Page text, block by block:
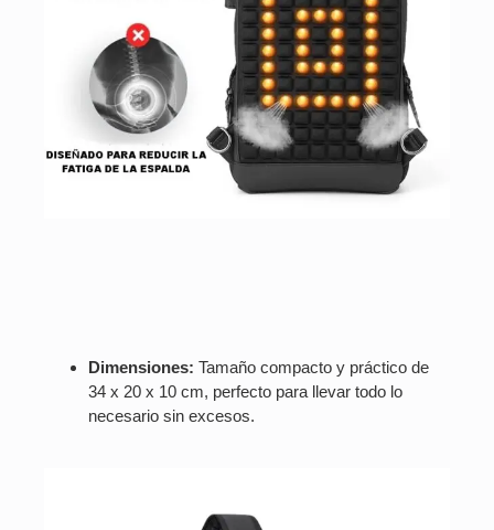
Dimensiones: Tamaño compacto y práctico de
34 x 20 x 10 cm, perfecto para llevar todo lo
necesario sin excesos.